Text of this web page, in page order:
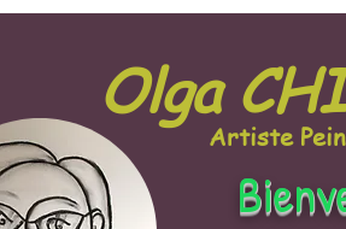
Olga
Artiste